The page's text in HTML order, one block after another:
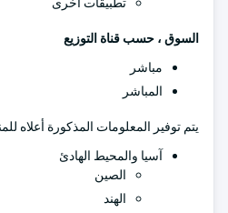
السوق ، حسب قناة التوزيع
مباشر
المباشر
يتم توفير المعلومات المذكورة أعلاه
آسيا والمحيط الهادئ
الصين
الهند